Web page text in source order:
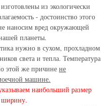
изготовлены из экологически
- достоинство этого
наносим вред окружающей
планеты.
нужно в сухом, прохладном
света и тепла. Температура
этой же причине не
машине.
наибольший размер
ширину.